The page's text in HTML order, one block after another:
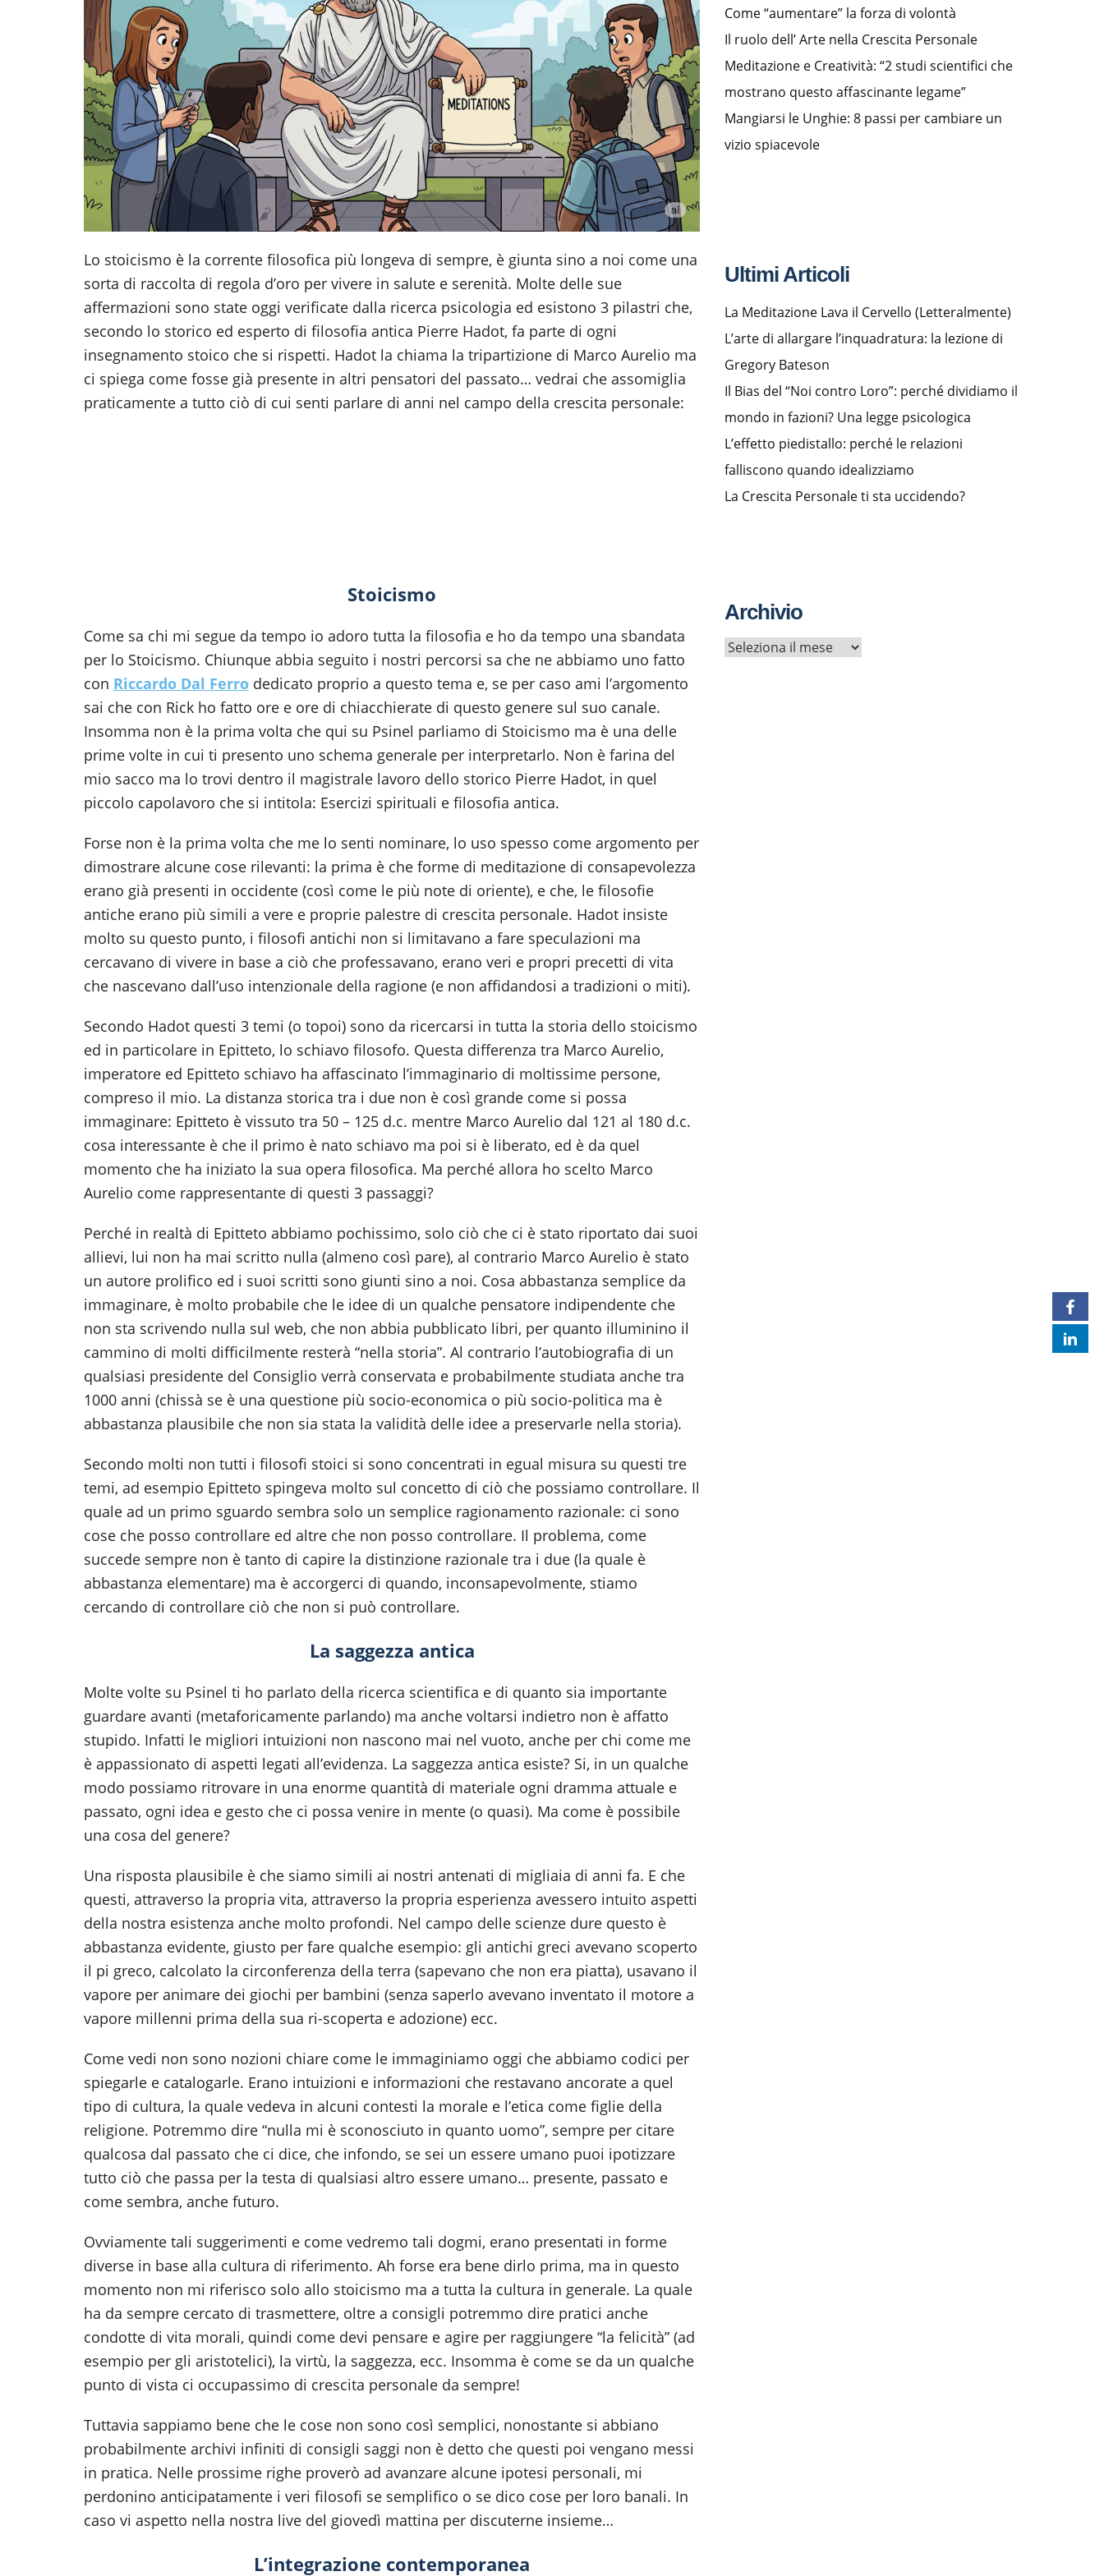
Lo stoicismo è la corrente filosofica più longeva di sempre, è giunta sino a noi come una
sorta di raccolta di regola d’oro per vivere in salute e serenità. Molte delle sue
affermazioni sono state oggi verificate dalla ricerca psicologia ed esistono 3 pilastri che,
secondo lo storico ed esperto di filosofia antica Pierre Hadot, fa parte di ogni
insegnamento stoico che si rispetti. Hadot la chiama la tripartizione di Marco Aurelio ma
ci spiega come fosse già presente in altri pensatori del passato… vedrai che assomiglia
praticamente a tutto ciò di cui senti parlare di anni nel campo della crescita personale:
Stoicismo
Come sa chi mi segue da tempo io adoro tutta la filosofia e ho da tempo una sbandata
per lo Stoicismo. Chiunque abbia seguito i nostri percorsi sa che ne abbiamo uno fatto
con Riccardo Dal Ferro dedicato proprio a questo tema e, se per caso ami l’argomento
sai che con Rick ho fatto ore e ore di chiacchierate di questo genere sul suo canale.
Insomma non è la prima volta che qui su Psinel parliamo di Stoicismo ma è una delle
prime volte in cui ti presento uno schema generale per interpretarlo. Non è farina del
mio sacco ma lo trovi dentro il magistrale lavoro dello storico Pierre Hadot, in quel
piccolo capolavoro che si intitola: Esercizi spirituali e filosofia antica.
Forse non è la prima volta che me lo senti nominare, lo uso spesso come argomento per
dimostrare alcune cose rilevanti: la prima è che forme di meditazione di consapevolezza
erano già presenti in occidente (così come le più note di oriente), e che, le filosofie
antiche erano più simili a vere e proprie palestre di crescita personale. Hadot insiste
molto su questo punto, i filosofi antichi non si limitavano a fare speculazioni ma
cercavano di vivere in base a ciò che professavano, erano veri e propri precetti di vita
che nascevano dall’uso intenzionale della ragione (e non affidandosi a tradizioni o miti).
Secondo Hadot questi 3 temi (o topoi) sono da ricercarsi in tutta la storia dello stoicismo
ed in particolare in Epitteto, lo schiavo filosofo. Questa differenza tra Marco Aurelio,
imperatore ed Epitteto schiavo ha affascinato l’immaginario di moltissime persone,
compreso il mio. La distanza storica tra i due non è così grande come si possa
immaginare: Epitteto è vissuto tra 50 – 125 d.c. mentre Marco Aurelio dal 121 al 180 d.c.
cosa interessante è che il primo è nato schiavo ma poi si è liberato, ed è da quel
momento che ha iniziato la sua opera filosofica. Ma perché allora ho scelto Marco
Aurelio come rappresentante di questi 3 passaggi?
Perché in realtà di Epitteto abbiamo pochissimo, solo ciò che ci è stato riportato dai suoi
allievi, lui non ha mai scritto nulla (almeno così pare), al contrario Marco Aurelio è stato
un autore prolifico ed i suoi scritti sono giunti sino a noi. Cosa abbastanza semplice da
immaginare, è molto probabile che le idee di un qualche pensatore indipendente che
non sta scrivendo nulla sul web, che non abbia pubblicato libri, per quanto illuminino il
cammino di molti difficilmente resterà “nella storia”. Al contrario l’autobiografia di un
qualsiasi presidente del Consiglio verrà conservata e probabilmente studiata anche tra
1000 anni (chissà se è una questione più socio-economica o più socio-politica ma è
abbastanza plausibile che non sia stata la validità delle idee a preservarle nella storia).
Secondo molti non tutti i filosofi stoici si sono concentrati in egual misura su questi tre
temi, ad esempio Epitteto spingeva molto sul concetto di ciò che possiamo controllare. Il
quale ad un primo sguardo sembra solo un semplice ragionamento razionale: ci sono
cose che posso controllare ed altre che non posso controllare. Il problema, come
succede sempre non è tanto di capire la distinzione razionale tra i due (la quale è
abbastanza elementare) ma è accorgerci di quando, inconsapevolmente, stiamo
cercando di controllare ciò che non si può controllare.
La saggezza antica
Molte volte su Psinel ti ho parlato della ricerca scientifica e di quanto sia importante
guardare avanti (metaforicamente parlando) ma anche voltarsi indietro non è affatto
stupido. Infatti le migliori intuizioni non nascono mai nel vuoto, anche per chi come me
è appassionato di aspetti legati all’evidenza. La saggezza antica esiste? Si, in un qualche
modo possiamo ritrovare in una enorme quantità di materiale ogni dramma attuale e
passato, ogni idea e gesto che ci possa venire in mente (o quasi). Ma come è possibile
una cosa del genere?
Una risposta plausibile è che siamo simili ai nostri antenati di migliaia di anni fa. E che
questi, attraverso la propria vita, attraverso la propria esperienza avessero intuito aspetti
della nostra esistenza anche molto profondi. Nel campo delle scienze dure questo è
abbastanza evidente, giusto per fare qualche esempio: gli antichi greci avevano scoperto
il pi greco, calcolato la circonferenza della terra (sapevano che non era piatta), usavano il
vapore per animare dei giochi per bambini (senza saperlo avevano inventato il motore a
vapore millenni prima della sua ri-scoperta e adozione) ecc.
Come vedi non sono nozioni chiare come le immaginiamo oggi che abbiamo codici per
spiegarle e catalogarle. Erano intuizioni e informazioni che restavano ancorate a quel
tipo di cultura, la quale vedeva in alcuni contesti la morale e l’etica come figlie della
religione. Potremmo dire “nulla mi è sconosciuto in quanto uomo”, sempre per citare
qualcosa dal passato che ci dice, che infondo, se sei un essere umano puoi ipotizzare
tutto ciò che passa per la testa di qualsiasi altro essere umano… presente, passato e
come sembra, anche futuro.
Ovviamente tali suggerimenti e come vedremo tali dogmi, erano presentati in forme
diverse in base alla cultura di riferimento. Ah forse era bene dirlo prima, ma in questo
momento non mi riferisco solo allo stoicismo ma a tutta la cultura in generale. La quale
ha da sempre cercato di trasmettere, oltre a consigli potremmo dire pratici anche
condotte di vita morali, quindi come devi pensare e agire per raggiungere “la felicità” (ad
esempio per gli aristotelici), la virtù, la saggezza, ecc. Insomma è come se da un qualche
punto di vista ci occupassimo di crescita personale da sempre!
Tuttavia sappiamo bene che le cose non sono così semplici, nonostante si abbiano
probabilmente archivi infiniti di consigli saggi non è detto che questi poi vengano messi
in pratica. Nelle prossime righe proverò ad avanzare alcune ipotesi personali, mi
perdonino anticipatamente i veri filosofi se semplifico o se dico cose per loro banali. In
caso vi aspetto nella nostra live del giovedì mattina per discuterne insieme…
L’integrazione contemporanea
Come “aumentare” la forza di volontà
Il ruolo dell’ Arte nella Crescita Personale
Meditazione e Creatività: “2 studi scientifici che
mostrano questo affascinante legame”
Mangiarsi le Unghie: 8 passi per cambiare un
vizio spiacevole
Ultimi Articoli
La Meditazione Lava il Cervello (Letteralmente)
L’arte di allargare l’inquadratura: la lezione di
Gregory Bateson
Il Bias del “Noi contro Loro”: perché dividiamo il
mondo in fazioni? Una legge psicologica
L’effetto piedistallo: perché le relazioni
falliscono quando idealizziamo
La Crescita Personale ti sta uccidendo?
Archivio
A